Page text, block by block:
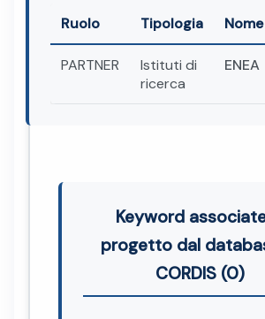
Ruolo Tipologia Nome
PARTNER
Istituti di
ricerca
ENEA
Keyword
progetto dal
CORDIS (0)